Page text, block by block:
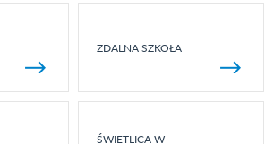
ZDALNA SZKOŁA
ŚWIETLICA W